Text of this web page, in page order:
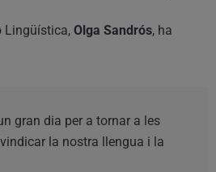
Lingüística, Olga Sandrós, ha
gran dia per a tornar a les
la nostra llengua i la